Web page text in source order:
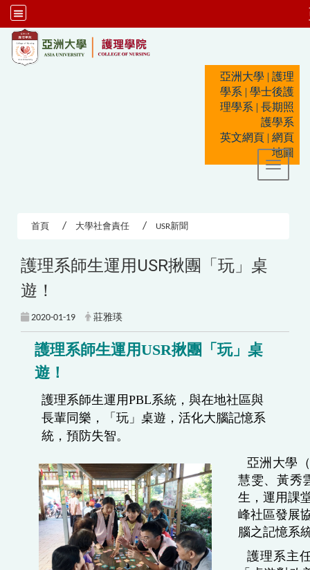
亞洲大學 | 護理
學系 | 學士後護
理學系 | 長期照
護學系
英文網頁 | 網頁
地圖
Toggle
首頁 大學社會責任 USR新聞
護理系師生運用USR揪團「玩」桌
遊！
2020-01-19 莊雅瑛
護理系師生運用USR揪團「玩」桌
遊！
護理系師生運用PBL系統，與在地社區與
長輩同樂，「玩」桌遊，活化大腦記憶系
統，預防失智。
亞洲大學
慧雯、黃秀
生，運用課
峰社區發展
腦之記憶系
護理系主